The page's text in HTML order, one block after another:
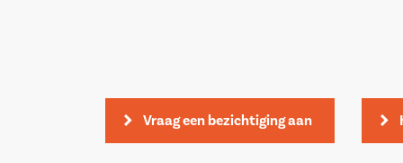
Vraag een bezichtiging aan